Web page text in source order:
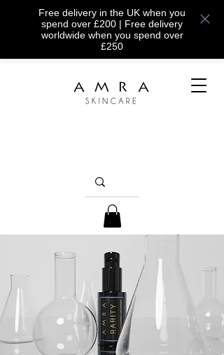
Free delivery in the UK when you
spend over £200 | Free delivery
worldwide when you spend over
£250